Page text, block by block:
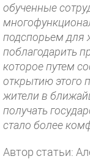
обученные
подспорьем для
поблагодарить
которое путем
открытию этого
жители в
получать
стало более
Автор статьи: